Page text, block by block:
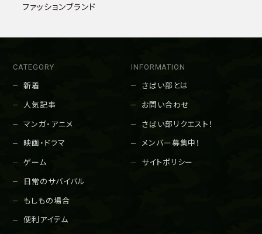
ファッションブランド
CATEGORY
新着
人気記事
マンガ・アニメ
映画・ドラマ
ゲーム
日常のサバイバル
もしもの場合
便利アイテム
INFORMATION
さばい部とは
お問い合わせ
さばい部リクエスト！
メンバー募集中！
サイトポリシー